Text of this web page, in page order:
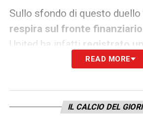
Sullo sfondo di questo duello
respira sul fronte finanziario
United ha infatti registrato
4,2 milioni di sterline nel
dell’anno precedente).
bilancio dovrà assorbire i
READ MORE
IL CALCIO DEL